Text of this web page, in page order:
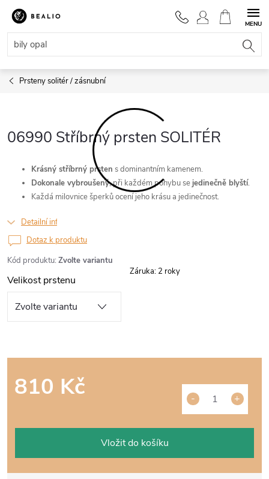
Přejít
obsah
NÁKUPNÍ
KOŠÍK
Prsteny solitér / zásnubní
06990 Stříbrný prsten SOLITÉR
Kód produktu: Zvolte variantu
Krásný stříbrný prsten s dominantním kamenem.
Dokonale vybroušený, při každém pohybu sejedinečně blyští.
Každá milovnice šperků ocení jeho krásu a jedinečnost.
Detailní informace
Velikost prstenu
810 Kč
Vložit do košíku
Dotaz k produktu
Záruka: 2 roky